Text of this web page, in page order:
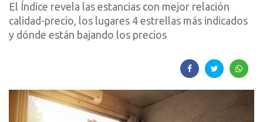
El Índice revela las estancias con mejor relación
calidad-precio, los lugares 4 estrellas más indicados
y dónde están bajando los precios